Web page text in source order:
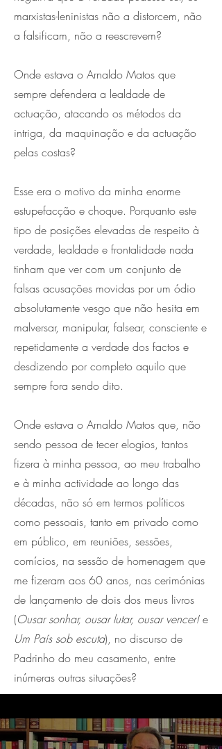
marxistas-leninistas não a distorcem, não
a falsificam, não a reescrevem?
Onde estava o Arnaldo Matos que
sempre defendera a lealdade de
actuação, atacando os métodos da
intriga, da maquinação e da actuação
pelas costas?
Esse era o motivo da minha enorme
estupefacção e choque. Porquanto este
tipo de posições elevadas de respeito à
verdade, lealdade e frontalidade nada
tinham que ver com um conjunto de
falsas acusações movidas por um ódio
absolutamente vesgo que não hesita em
malversar, manipular, falsear, consciente e
repetidamente a verdade dos factos e
desdizendo por completo aquilo que
sempre fora sendo dito.
Onde estava o Arnaldo Matos que, não
sendo pessoa de tecer elogios, tantos
fizera à minha pessoa, ao meu trabalho
e à minha actividade ao longo das
décadas, não só em termos políticos
como pessoais, tanto em privado como
em público, em reuniões, sessões,
comícios, na sessão de homenagem que
me fizeram aos 60 anos, nas cerimónias
de lançamento de dois dos meus livros
(Ousar sonhar, ousar lutar, ousar vencer!e
Um País sob escuta), no discurso de
Padrinho do meu casamento, entre
inúmeras outras situações?